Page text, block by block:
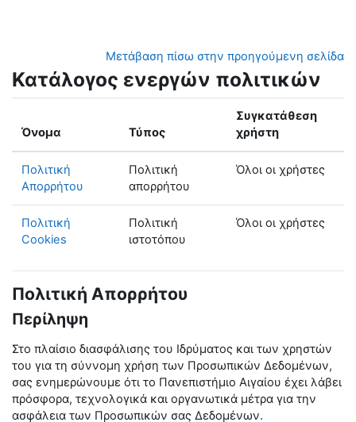
Μετάβαση πίσω στην προηγούμενη σελίδα
Κατάλογος ενεργών πολιτικών
Όνομα Τύπος
Συγκατάθεση
χρήστη
Πολιτική
Απορρήτου
Πολιτική
απορρήτου
Όλοι οι χρήστες
Πολιτική
Cookies
Πολιτική
ιστοτόπου
Όλοι οι χρήστες
Πολιτική Απορρήτου
Περίληψη
Στο πλαίσιο διασφάλισης του Ιδρύματος και των χρηστών
του για τη σύννομη χρήση των Προσωπικών Δεδομένων,
σας ενημερώνουμε ότι το Πανεπιστήμιο Αιγαίου έχει λάβει
πρόσφορα, τεχνολογικά και οργανωτικά μέτρα για την
ασφάλεια των Προσωπικών σας Δεδομένων.